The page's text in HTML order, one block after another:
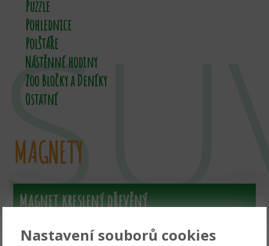
Puzzle
Pohlednice
Polštáře
Nástěnné hodiny
Zoo Bločky a Deníky
Ostatní
MAGNETY
Magnet kreslený dřevěný
Nastavení souborů cookies